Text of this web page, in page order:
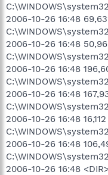
2006-10-26 16:48
2006-10-26 16:48
2006-10-26 16:48
2006-10-26 16:48
2006-10-26 16:48
2006-10-26 16:48
2006-10-26 16:48